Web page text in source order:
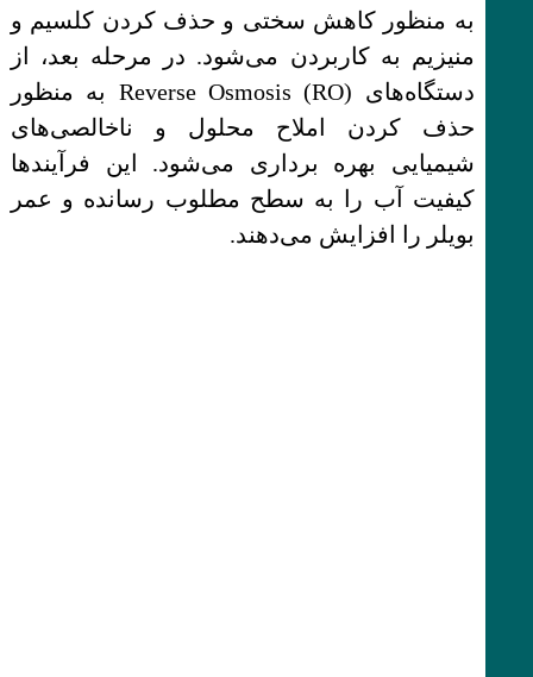
به منظور کاهش سختی و حذف کردن کلسیم و
منیزیم به کاربردن می‌شود. در مرحله بعد، از
دستگاه‌های Reverse Osmosis (RO) به منظور
حذف کردن املاح محلول و ناخالصی‌های
شیمیایی بهره برداری می‌شود. این فرآیندها
کیفیت آب را به سطح مطلوب رسانده و عمر
بویلر را افزایش می‌دهند.